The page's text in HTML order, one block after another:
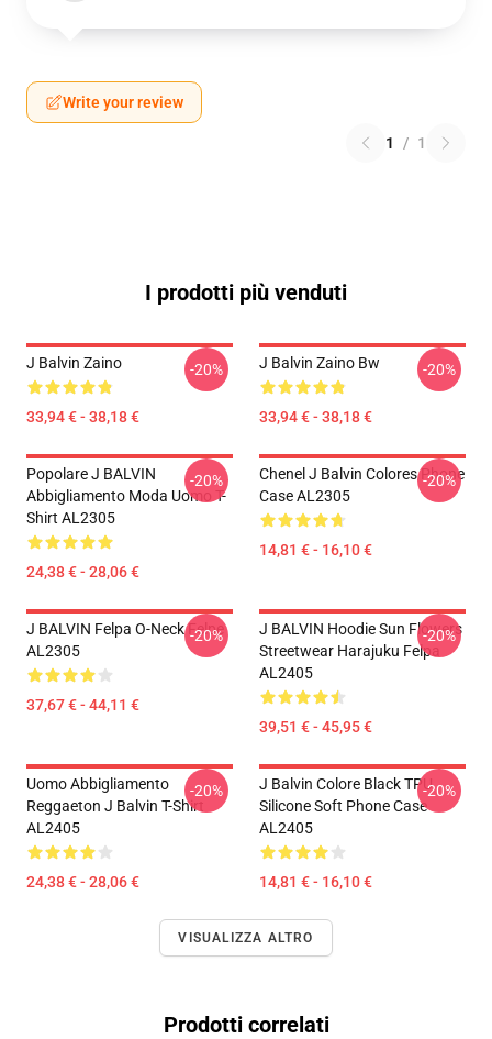
Write your review
1 / 1
I prodotti più venduti
J Balvin Zaino
33,94 € - 38,18 €
-20% J Balvin Zaino Bw
33,94 € - 38,18 €
-20%
Popolare J BALVIN
Abbigliamento Moda Uomo T-
Shirt AL2305
24,38 € - 28,06 €
-20%
Chenel J Balvin Colores Phone
Case AL2305
14,81 € - 16,10 €
-20%
J BALVIN Felpa O-Neck Felpe
AL2305
37,67 € - 44,11 €
-20%
J BALVIN Hoodie Sun Flowers
Streetwear Harajuku Felpa
AL2405
39,51 € - 45,95 €
-20%
Uomo Abbigliamento
Reggaeton J Balvin T-Shirt
AL2405
24,38 € - 28,06 €
-20%
J Balvin Colore Black TPU
Silicone Soft Phone Case
AL2405
14,81 € - 16,10 €
-20%
VISUALIZZA ALTRO
Prodotti correlati